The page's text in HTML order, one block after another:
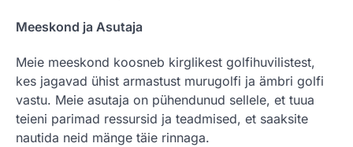
Meeskond ja Asutaja
Meie meeskond koosneb kirglikest golfihuvilistest,
kes jagavad ühist armastust murugolfi ja ämbri golfi
vastu. Meie asutaja on pühendunud sellele, et tuua
teieni parimad ressursid ja teadmised, et saaksite
nautida neid mänge täie rinnaga.